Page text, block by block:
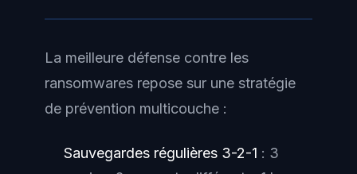
La meilleure défense contre les
ransomwares repose sur une stratégie
de prévention multicouche :
Sauvegardes régulières 3-2-1 : 3